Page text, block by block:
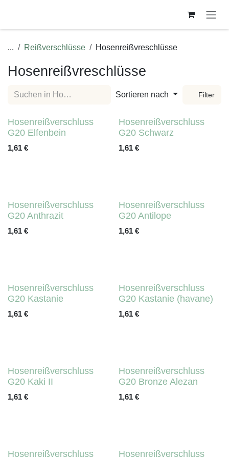
... Reißverschlüsse Hosenreißvreschlüsse
Hosenreißvreschlüsse
Sortieren nach Filter
Hosenreißverschluss G20
Elfenbein
1,61€
Hosenreißverschluss G20
Schwarz
1,61€
Hosenreißverschluss G20
Anthrazit
1,61€
Hosenreißverschluss G20
Antilope
1,61€
Hosenreißverschluss G20
Kastanie
1,61€
Hosenreißverschluss G20
Kastanie (havane)
1,61€
Hosenreißverschluss G20
Kaki II
1,61€
Hosenreißverschluss G20
Bronze Alezan
1,61€
Hosenreißverschluss G20 Hosenreißverschluss G20 Rot